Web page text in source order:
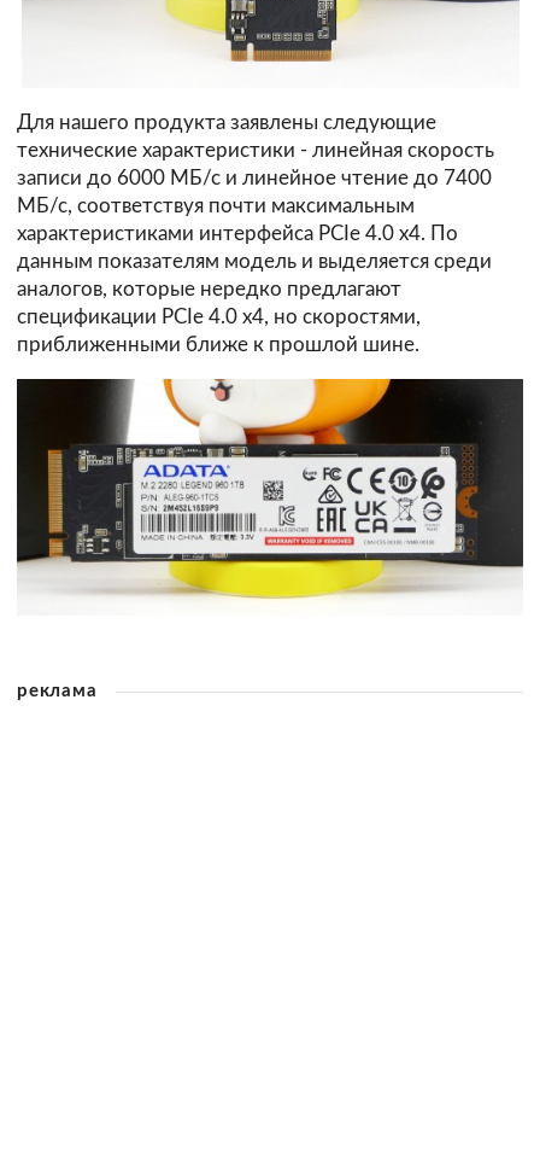
Для нашего продукта заявлены следующие
технические характеристики - линейная скорость
записи до 6000 МБ/с и линейное чтение до 7400
МБ/с, соответствуя почти максимальным
характеристиками интерфейса PCIe 4.0 x4. По
данным показателям модель и выделяется среди
аналогов, которые нередко предлагают
спецификации PCIe 4.0 x4, но скоростями,
приближенными ближе к прошлой шине.
реклама